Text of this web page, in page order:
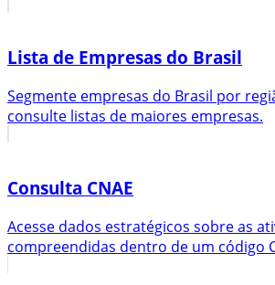
Lista de Empresas do Brasil
Segmente empresas do Brasil por
consulte listas de maiores empresas.
Consulta CNAE
Acesse dados estratégicos sobre as
compreendidas dentro de um código